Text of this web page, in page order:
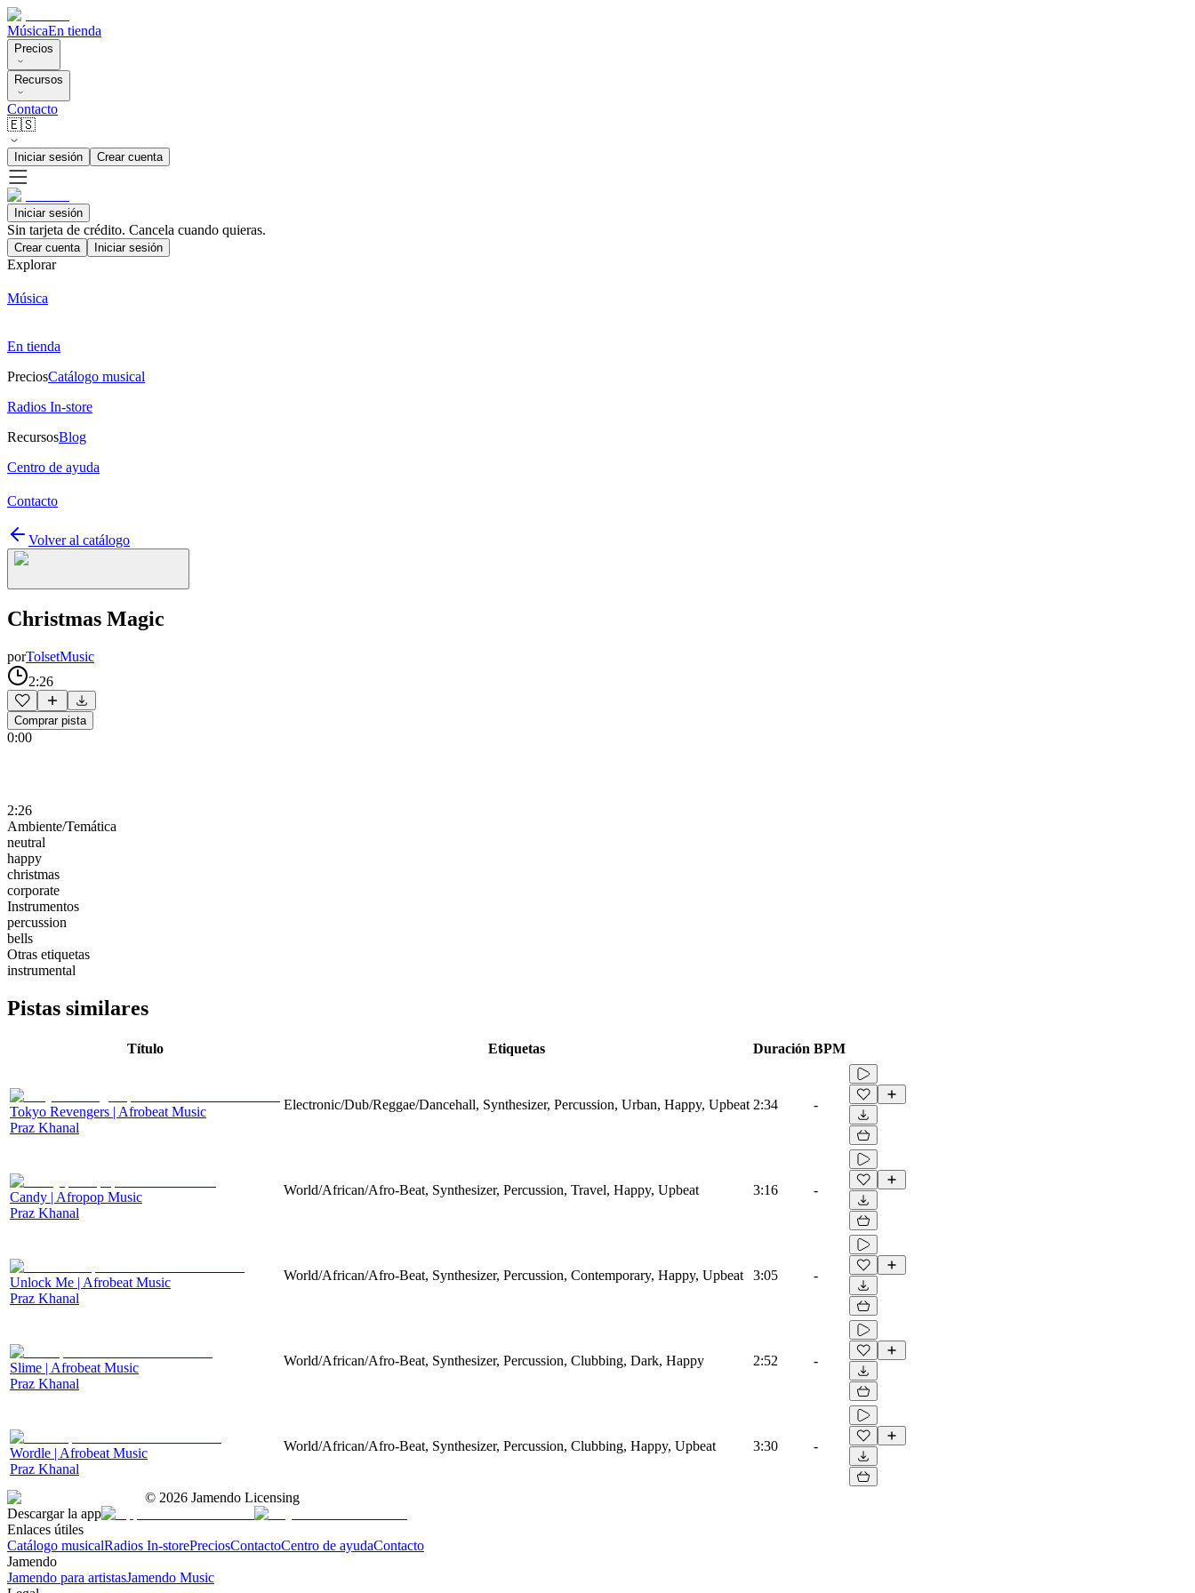
MúsicaEn tienda
Precios
Recursos
Contacto
🇪🇸
Iniciar sesión Crear cuenta
Iniciar sesión
Sin tarjeta de crédito. Cancela cuando quieras.
Crear cuenta Iniciar sesión
Explorar
Música
En tienda
PreciosCatálogo musical
Radios In-store
RecursosBlog
Centro de ayuda
Contacto
Volver al catálogo
Christmas Magic
porTolsetMusic
2:26
Comprar pista
0:00
2:26
Ambiente/Temática
neutral
happy
christmas
corporate
Instrumentos
percussion
bells
Otras etiquetas
instrumental
Pistas similares
Título Etiquetas Duración BPM
Tokyo Revengers | Afrobeat Music
Praz Khanal
Electronic/Dub/Reggae/Dancehall, Synthesizer, Percussion, Urban, Happy, Upbeat 2:34 -
Candy | Afropop Music
Praz Khanal
World/African/Afro-Beat, Synthesizer, Percussion, Travel, Happy, Upbeat 3:16 -
Unlock Me | Afrobeat Music
Praz Khanal
World/African/Afro-Beat, Synthesizer, Percussion, Contemporary, Happy, Upbeat 3:05 -
Slime | Afrobeat Music
Praz Khanal
World/African/Afro-Beat, Synthesizer, Percussion, Clubbing, Dark, Happy 2:52 -
Wordle | Afrobeat Music
Praz Khanal
World/African/Afro-Beat, Synthesizer, Percussion, Clubbing, Happy, Upbeat 3:30 -
© 2026 Jamendo Licensing
Descargar la app
Enlaces útiles
Catálogo musicalRadios In-storePreciosContactoCentro de ayudaContacto
Jamendo
Jamendo para artistasJamendo Music